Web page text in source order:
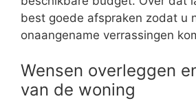
best goede afspraken zodat u
onaangename verrassingen
Wensen overleggen
van de woning